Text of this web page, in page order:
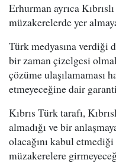
Erhurman ayrıca
müzakerelerde yer
Türk medyasına verdiği
bir zaman çizelgesi
çözüme ulaşılamaması
etmeyeceğine dair
Kıbrıs Türk tarafı,
almadığı ve bir
olacağını kabul
müzakerelere